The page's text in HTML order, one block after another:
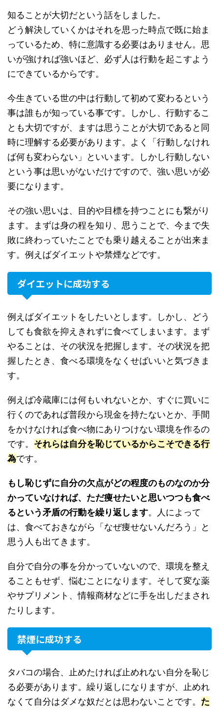
知ることが大切だという話をしました。
どう解決していくかはそれを思った時点で既に始ま
っているため、特に意識する必要はありません。思
いが強ければ強いほど、必ず人は行動を起こすよう
にできているからです。
今生きている世の中は行動して初めて変わるという
事は誰もが知っている事です。しかし、行動するこ
とも大切ですが、ますは思うことが大切であると同
時に理解する必要があります。よく「行動しなけれ
ば何も変わらない」といいます。しかし行動しない
という事は思いがないだけですので、強い思いが必
要になります。
その強い思いは、目的や目標を持つことにも繋がり
ます。まずは身の程を知り、思うことで、今まで失
敗に終わっていたことでも乗り越えることが出来ま
す。例えばダイエットや禁煙などです。
ダイエットに成功する
例えばダイエットをしたいとします。しかし、どう
しても食欲を抑えきれずに食べてしまいます。まず
やることは、その状況を把握します。その状況を把
握したとき、食べる環境をなくせばいいと気づきま
す。
例えば冷蔵庫には何もいれないとか、すぐに買いに
行くのであれば普段から現金を持たないとか、手間
をかけなければ食べ物にありつけない環境を作るの
です。 それらは自分を恥じているからこそできる行
為です。
もし恥じずに自分の欠点がどの程度のものなのか分
かっていなければ、ただ痩せたいと思いつつも食べ
るという矛盾の行動を繰り返します。人によって
は、食べておきながら「なぜ痩せないんだろう」と
思う人も出てきます。
自分で自分の事を分かっていないので、環境を整え
ることもせず、悩むことになります。そして変な薬
やサプリメント、情報商材などに手を出しだまされ
たりします。
禁煙に成功する
タバコの場合、止めたければ止めれない自分を恥じ
る必要があります。繰り返しになりますが、止めれ
なくて自分はダメな奴だとは思わないことです。 た